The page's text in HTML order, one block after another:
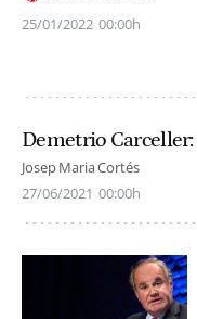
25/01/2022 00:00h
Demetrio
Josep Maria Cortés
27/06/2021 00:00h